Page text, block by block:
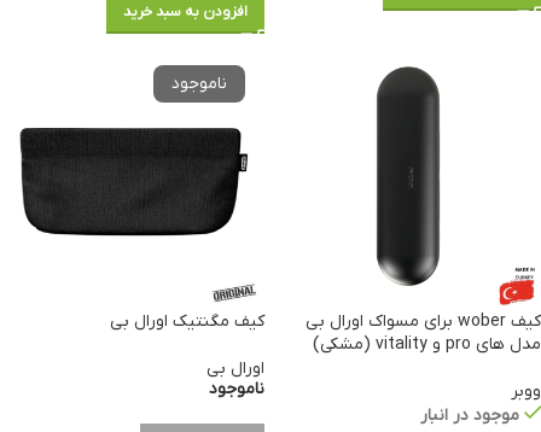
افزودن به سبد خرید
کیف wober برای مسواک اورال بی
مدل های pro و vitality (مشکی)
ووبر
موجود در انبار
کیف مگنتیک اورال بی
اورال بی
ناموجود